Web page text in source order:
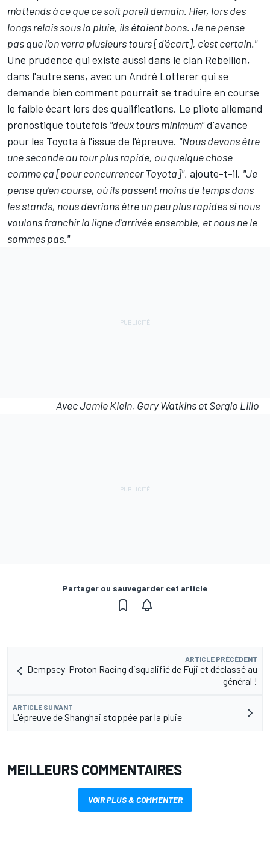
m'attends à ce que ce soit pareil demain. Hier, lors des
longs relais sous la pluie, ils étaient bons. Je ne pense
pas que l'on verra plusieurs tours [d'écart], c'est certain."
Une prudence qui existe aussi dans le clan Rebellion,
dans l'autre sens, avec un André Lotterer qui se
demande bien comment pourrait se traduire en course
le faible écart lors des qualifications. Le pilote allemand
pronostique toutefois "deux tours minimum"d'avance
pour les Toyota à l'issue de l'épreuve. "Nous devons être
une seconde au tour plus rapide, ou quelque chose
comme ça [pour concurrencer Toyota]", ajoute-t-il. "Je
pense qu'en course, où ils passent moins de temps dans
les stands, nous devrions être un peu plus rapides si nous
voulons franchir la ligne d'arrivée ensemble, et nous ne le
sommes pas."
Avec Jamie Klein, Gary Watkins et Sergio Lillo
Partager ou sauvegarder cet article
ARTICLE PRÉCÉDENT
Dempsey-Proton Racing disqualifié de Fuji et déclassé au
général !
ARTICLE SUIVANT
L'épreuve de Shanghai stoppée par la pluie
MEILLEURS COMMENTAIRES
VOIR PLUS & COMMENTER